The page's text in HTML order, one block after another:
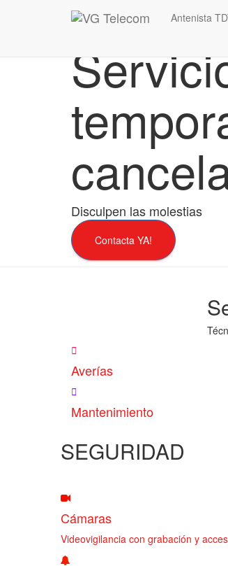
Antenista
Disculpen las molestias
Contacta YA!
Averías
Mantenimiento
SEGURIDAD
Cámaras
Videovigilancia con grabación y